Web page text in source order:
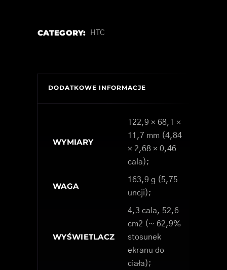
CATEGORY: HTC
DODATKOWE INFORMACJE
WYMIARY
122,9 × 68,1 ×
11,7 mm (4,84
× 2,68 × 0,46
cala);
WAGA
163,9 g (5,75
uncji);
WYŚWIETLACZ
4,3 cala, 52,6
cm2 (~ 62,9%
stosunek
ekranu do
ciała);